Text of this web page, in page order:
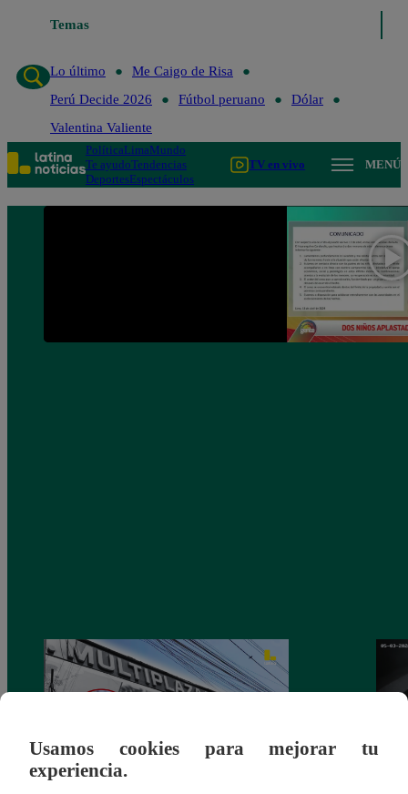
Temas
Lo último
Me Caigo de Risa
Perú Decide 2026
Fútbol peruano
Dólar
Valentina Valiente
PolíticaLimaMundo
Te ayudoTendencias
DeportesEspectáculos
TV en vivo MENÚ
Usamos cookies para mejorar tu
experiencia.